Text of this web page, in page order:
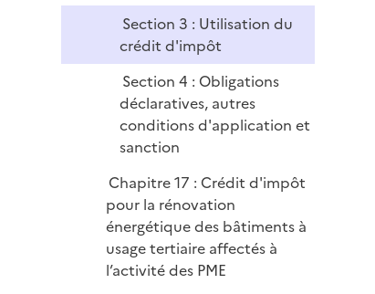
Section 3 : Utilisation du
crédit d'impôt
Section 4 : Obligations
déclaratives, autres
conditions d'application et
sanction
Chapitre 17 : Crédit d'impôt
pour la rénovation
énergétique des bâtiments à
usage tertiaire affectés à
l’activité des PME